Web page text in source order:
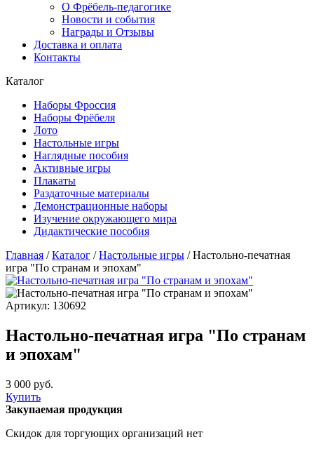
О Фрёбель-педагогике
Новости и события
Награды и Отзывы
Доставка и оплата
Контакты
Каталог
Наборы Фроссия
Наборы Фрёбеля
Лото
Настольные игры
Наглядные пособия
Активные игры
Плакаты
Раздаточные материалы
Демонстрационные наборы
Изучение окружающего мира
Дидактические пособия
Главная /Каталог /Настольные игры /Настольно-печатная
игра "По странам и эпохам"
Артикул: 130692
Настольно-печатная игра "По странам
и эпохам"
3 000 руб.
Купить
Закупаемая продукция
Скидок для торгующих организаций нет